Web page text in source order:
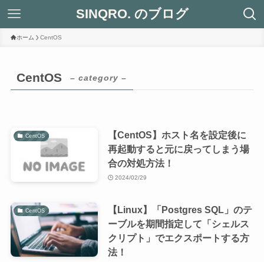
SINQRO. のブログ
ホーム CentOS
CentOS – category –
CentOS
【CentOS】ホスト名を設定後に
再起動すると元に戻ってしまう場
合の対処方法！
2024/02/29
CentOS
【Linux】「Postgres SQL」のテ
ーブルを期間指定して「シェルス
クリプト」でエクスポートする方
法！